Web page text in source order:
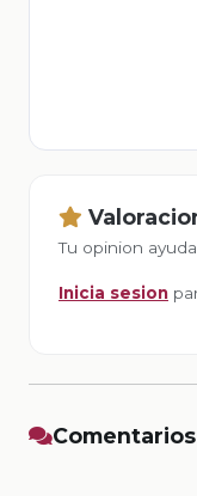
Tu opinion
Inicia sesion
Comentarios